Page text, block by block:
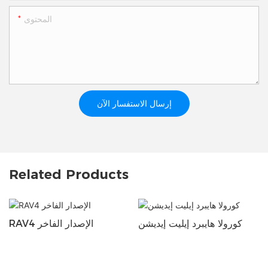
المحتوى
إرسال الاستفسار الآن
Related Products
RAV4 الإصدار الفاخر كورولا هايبرد إيليت إيديشن